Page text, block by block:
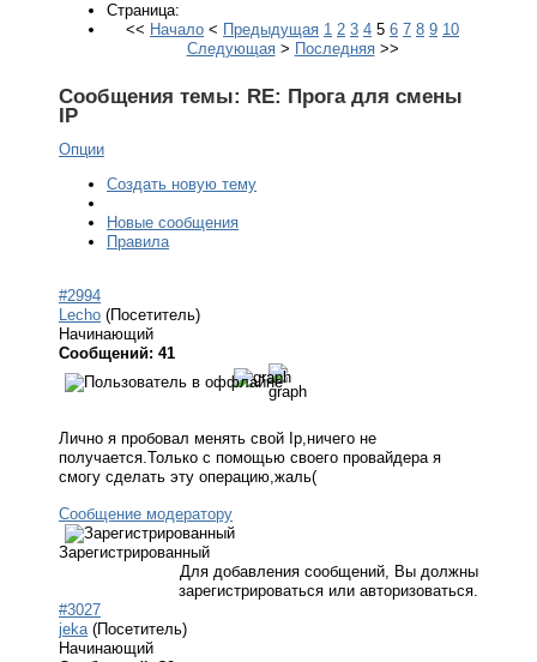
Страница:
<< Начало < Предыдущая 1 2 3 4 5 6 7 8 9 10
Следующая> Последняя>>
Сообщения темы: RE: Прога для смены
IP
Опции
Создать новую тему
Новые сообщения
Правила
#2994
Lecho (Посетитель)
Начинающий
Сообщений: 41
Лично я пробовал менять свой Ip,ничего не
получается.Только с помощью своего провайдера я
смогу сделать эту операцию,жаль(
Сообщение модератору
Зарегистрированный
Для добавления сообщений, Вы должны
зарегистрироваться или авторизоваться.
#3027
jeka (Посетитель)
Начинающий